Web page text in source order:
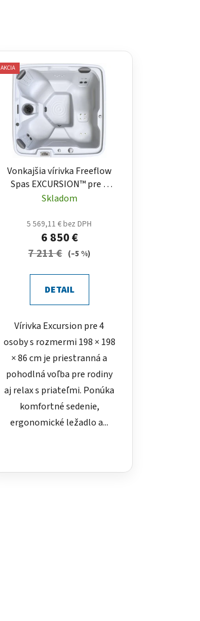
AKCIA
Vonkajšia vírivka Freeflow
Spas EXCURSION™ pre 4
osoby s ležadlom - Plug &
Skladom
5 569,11 € bez DPH
6 850 €
7 211 € (–5 %)
DETAIL
Vírivka Excursion pre 4
osoby s rozmermi 198 × 198
× 86 cm je priestranná a
pohodlná voľba pre rodiny
aj relax s priateľmi. Ponúka
komfortné sedenie,
ergonomické ležadlo a...